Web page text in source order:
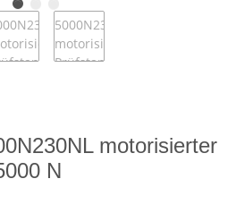
motorisierter
N